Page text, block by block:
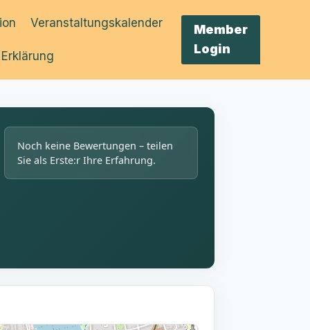
Veranstaltungskalender
Member
Login
Noch keine Bewertungen – teilen
Sie als Erste:r Ihre Erfahrung.